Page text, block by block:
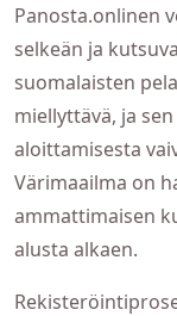
Panosta.onlinen
selkeän ja
suomalaisten
miellyttävä, ja
aloittamisesta
Värimaailma on
ammattimaisen
alusta alkaen.